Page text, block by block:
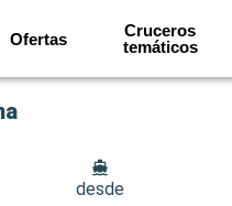
Ofertas
Cruceros
temáticos
desde